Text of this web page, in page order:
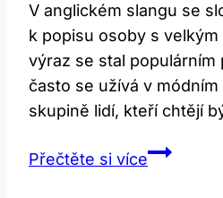
V anglickém slangu se
k popisu osoby s
výraz se stal populárním
často se užívá v
skupině lidí, kteří chtějí
Přečtěte si víceBusty: